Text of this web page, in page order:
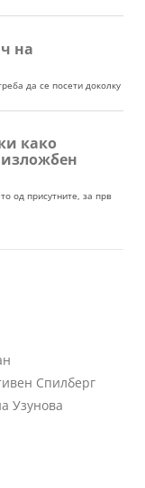
Спилберг
Узунова